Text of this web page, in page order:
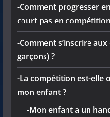
-Comment progresser
court pas en
-Comment s’inscrire
garçons) ?
-La compétition est-elle
mon enfant ?
-Mon enfant a un